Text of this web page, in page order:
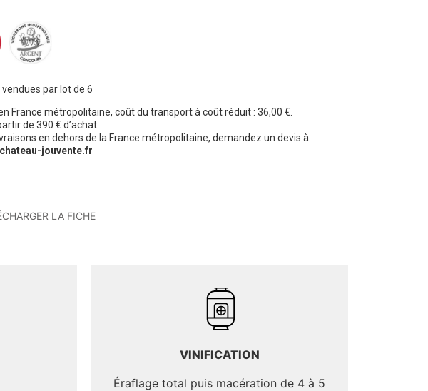
par lot de 6
France métropolitaine, coût du transport à coût réduit : 36,00 €.
de 390 € d’achat.
en dehors de la France métropolitaine, demandez un devis à
jouvente.fr
LA FICHE
VINIFICATION
Éraflage total puis macération de 4 à 5